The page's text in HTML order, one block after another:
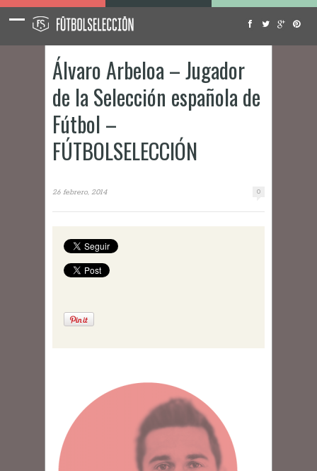
Álvaro Arbeloa – Jugador
de la Selección española de
Fútbol –
FÚTBOLSELECCIÓN
26 febrero, 2014 0